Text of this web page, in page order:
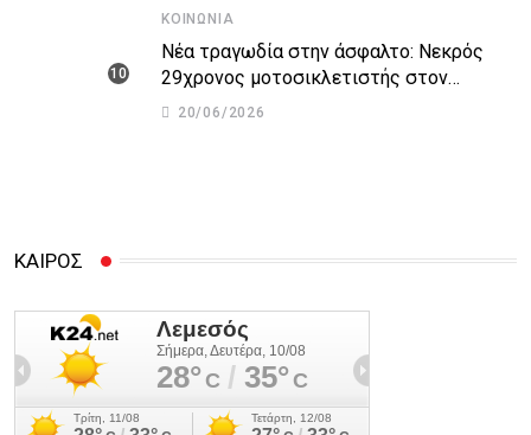
ΚΟΙΝΩΝΊΑ
Νέα τραγωδία στην άσφαλτο: Νεκρός
29χρονος μοτοσικλετιστής στον
αυτοκινητόδρομο Πάφου – Λεμεσού
20/06/2026
ΚΑΙΡΟΣ